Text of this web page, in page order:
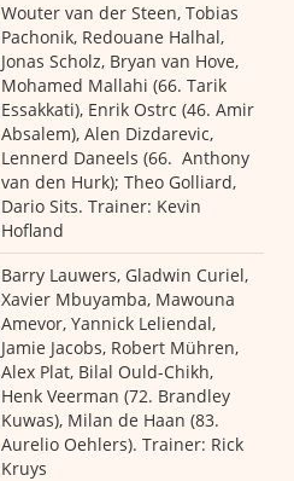
Wouter van der Steen, Tobias
Pachonik, Redouane Halhal,
Jonas Scholz, Bryan van Hove,
Mohamed Mallahi (66. Tarik
Essakkati), Enrik Ostrc (46. Amir
Absalem), Alen Dizdarevic,
Lennerd Daneels (66. Anthony
van den Hurk); Theo Golliard,
Dario Sits. Trainer: Kevin
Hofland
Barry Lauwers, Gladwin Curiel,
Xavier Mbuyamba, Mawouna
Amevor, Yannick Leliendal,
Jamie Jacobs, Robert Mühren,
Alex Plat, Bilal Ould-Chikh,
Henk Veerman (72. Brandley
Kuwas), Milan de Haan (83.
Aurelio Oehlers). Trainer: Rick
Kruys